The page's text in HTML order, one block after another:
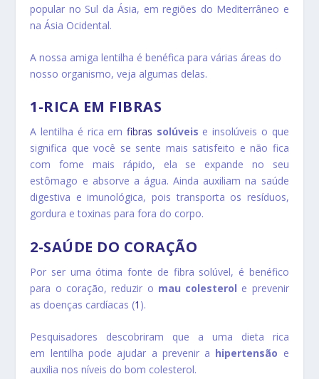
popular no Sul da Ásia, em regiões do Mediterrâneo e
na Ásia Ocidental.
A nossa amiga lentilha é benéfica para várias áreas do
nosso organismo, veja algumas delas.
1-RICA EM FIBRAS
A lentilha é rica em fibras solúveis e insolúveis o que
significa que você se sente mais satisfeito e não fica
com fome mais rápido, ela se expande no seu
estômago e absorve a água. Ainda auxiliam na saúde
digestiva e imunológica, pois transporta os resíduos,
gordura e toxinas para fora do corpo.
2-SAÚDE DO CORAÇÃO
Por ser uma ótima fonte de fibra solúvel, é benéfico
para o coração, reduzir o mau colesterol e prevenir
as doenças cardíacas (1 ).
Pesquisadores descobriram que a uma dieta rica
em lentilha pode ajudar a prevenir a hipertensão e
auxilia nos níveis do bom colesterol.